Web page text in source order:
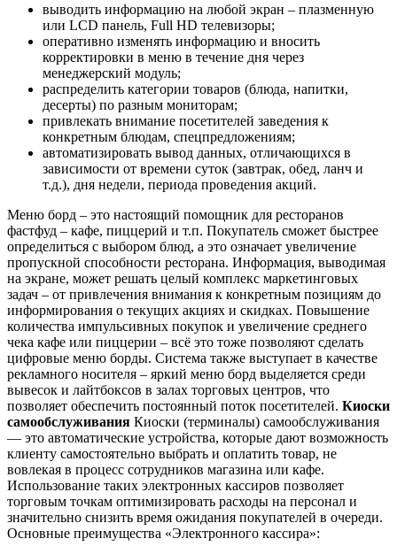
выводить информацию на любой экран – плазменную
или LCD панель, Full HD телевизоры;
оперативно изменять информацию и вносить
корректировки в меню в течение дня через
менеджерский модуль;
распределить категории товаров (блюда, напитки,
десерты) по разным мониторам;
привлекать внимание посетителей заведения к
конкретным блюдам, спецпредложениям;
автоматизировать вывод данных, отличающихся в
зависимости от времени суток (завтрак, обед, ланч и
т.д.), дня недели, периода проведения акций.
Меню борд – это настоящий помощник для ресторанов
фастфуд – кафе, пиццерий и т.п. Покупатель сможет быстрее
определиться с выбором блюд, а это означает увеличение
пропускной способности ресторана. Информация, выводимая
на экране, может решать целый комплекс маркетинговых
задач – от привлечения внимания к конкретным позициям до
информирования о текущих акциях и скидках. Повышение
количества импульсивных покупок и увеличение среднего
чека кафе или пиццерии – всё это тоже позволяют сделать
цифровые меню борды. Система также выступает в качестве
рекламного носителя – яркий меню борд выделяется среди
вывесок и лайтбоксов в залах торговых центров, что
позволяет обеспечить постоянный поток посетителей. Киоски
самообслуживания Киоски (терминалы) самообслуживания
— это автоматические устройства, которые дают возможность
клиенту самостоятельно выбрать и оплатить товар, не
вовлекая в процесс сотрудников магазина или кафе.
Использование таких электронных кассиров позволяет
торговым точкам оптимизировать расходы на персонал и
значительно снизить время ожидания покупателей в очереди.
Основные преимущества «Электронного кассира»: